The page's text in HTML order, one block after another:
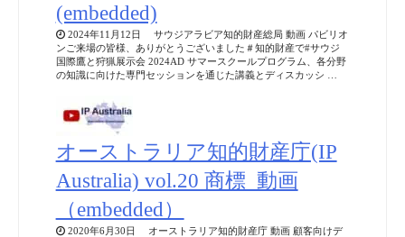
(embedded)
2024年11月12日 サウジアラビア知的財産総局 動画 パビリオ
ンご来場の皆様、ありがとうございました＃知的財産で#サウジ
国際鷹と狩猟展示会 2024AD サマースクールプログラム、各分野
の知識に向けた専門セッションを通じた講義とディスカッシ …
オーストラリア知的財産庁(IP
Australia) vol.20 商標_動画
（embedded）
2020年6月30日 オーストラリア知的財産庁 動画 顧客向けデ